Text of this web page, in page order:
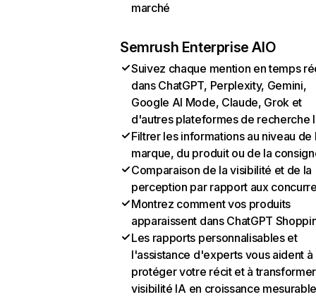
marché
Semrush Enterprise AIO
Suivez chaque mention en temps
dans ChatGPT, Perplexity, Gemini,
Google AI Mode, Claude, Grok et
d'autres plateformes de recherche
Filtrer les informations au niveau de
marque, du produit ou de la
Comparaison de la visibilité et de la
perception par rapport aux
Montrez comment vos produits
apparaissent dans ChatGPT
Les rapports personnalisables et
l'assistance d'experts vous aident à
protéger votre récit et à
visibilité IA en croissance